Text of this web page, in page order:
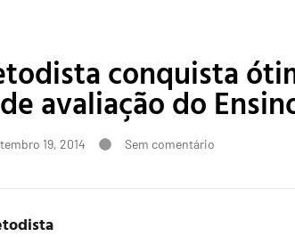
conquista
avaliação do
19, 2014 Sem comentário